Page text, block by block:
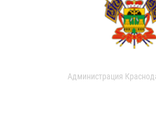
Администрация